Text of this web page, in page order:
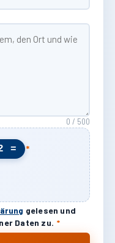
0 / 500
= *
gelesen und
Daten zu. *